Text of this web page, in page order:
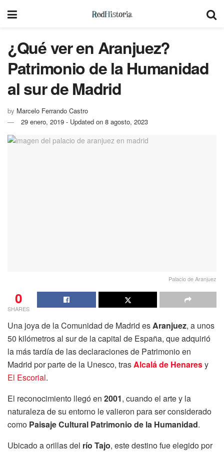
¿Qué ver en Aranjuez?
Patrimonio de la Humanidad
al sur de Madrid
by Marcelo Ferrando Castro
29 enero, 2019 - Updated on 8 agosto, 2023
Palacio de Aranjuez
0
SHARES
Una joya de la Comunidad de Madrid esAranjuez, a unos
50 kilómetros al sur de la capital de España, que adquirió
la más tardía de las declaraciones de Patrimonio en
Madrid por parte de la Unesco, trasAlcalá de Henaresy
El Escorial.
El reconocimiento llegó en 2001, cuando el arte y la
naturaleza de su entorno le valieron para ser considerado
como Paisaje Cultural Patrimonio de la Humanidad.
Ubicado a orillas del río Tajo, este destino fue elegido por